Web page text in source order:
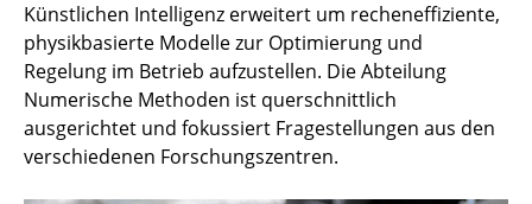
Numerische Methoden
Standorte & Infrastruktur des IWF
Künstlichen Intelligenz erweitert um recheneffiziente,
physikbasierte Modelle zur Optimierung und
Regelung im Betrieb aufzustellen. Die Abteilung
Numerische Methoden ist querschnittlich
ausgerichtet und fokussiert Fragestellungen aus den
verschiedenen Forschungszentren.